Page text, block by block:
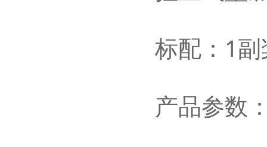
标配： 1
产品参数